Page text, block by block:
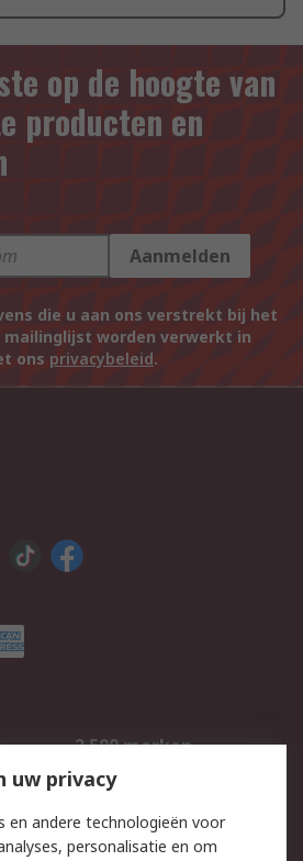
op de hoogte van
producten en
Aanmelden
die u aan ons verstrekt bij het
mailinglijst worden verwerkt in
ons privacybeleid.
2.500 merken
Inkoopoplossingen
uw privacy
en andere technologieën voor
personalisatie en om